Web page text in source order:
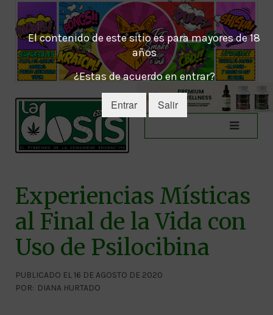
El contenido de este sitio es para mayores de 18
años
¿Estas de acuerdo en entrar?
Entrar Salir
Experiencias Místicas
al Final de la Vida con
Uso de Psilocibina
PUBLICADO EL 16 DE AGOSTO DE 2020
POR: DIANA HURTADO